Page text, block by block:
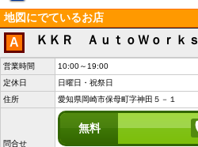
地図にでているお店
A ＫＫＲ ＡｕｔｏＷｏｒｋｓ
営業時間
10:00～19:00
定休日
日曜日・祝祭日
住所
愛知県岡崎市保母町字神田５－１
問合せ
無料